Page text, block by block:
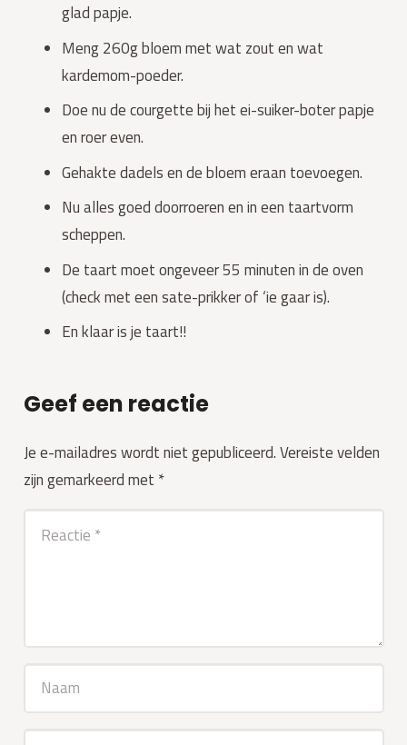
glad papje.
Meng 260g bloem met wat zout en wat
kardemom-poeder.
Doe nu de courgette bij het ei-suiker-boter papje
en roer even.
Gehakte dadels en de bloem eraan toevoegen.
Nu alles goed doorroeren en in een taartvorm
scheppen.
De taart moet ongeveer 55 minuten in de oven
(check met een sate-prikker of ‘ie gaar is).
En klaar is je taart!!
Geef een reactie
Je e-mailadres wordt niet gepubliceerd.Vereiste velden
zijn gemarkeerd met *